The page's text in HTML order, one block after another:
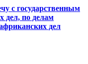
с государственным
дел, по делам
дел